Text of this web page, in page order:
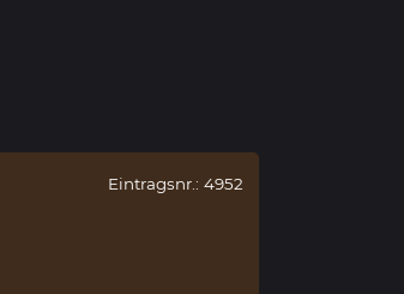
Eintragsnr.: 4952